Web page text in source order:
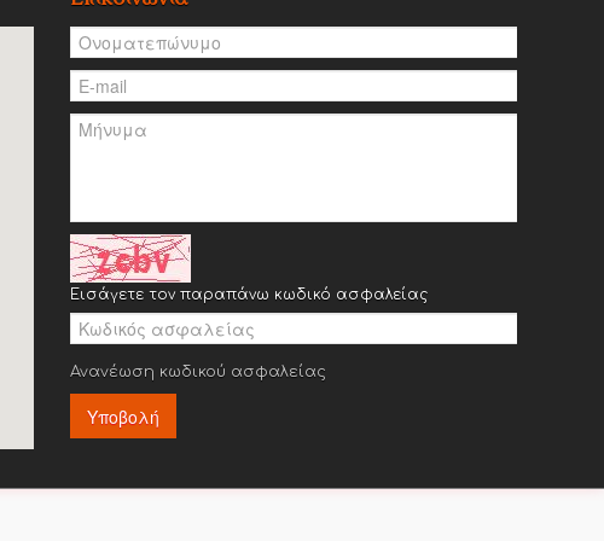
Εισάγετε τον παραπάνω κωδικό ασφαλείας
Ανανέωση κωδικού ασφαλείας
Υποβολή